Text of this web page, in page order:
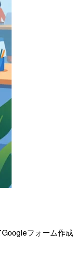
フォーム作成